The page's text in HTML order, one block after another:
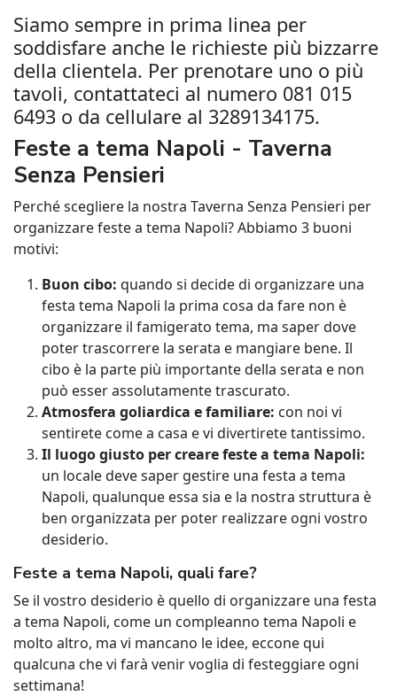
Siamo sempre in prima linea per
soddisfare anche le richieste più bizzarre
della clientela. Per prenotare uno o più
tavoli, contattateci al numero 081 015
6493 o da cellulare al 3289134175.
Feste a tema Napoli - Taverna
Senza Pensieri
Perché scegliere la nostra Taverna Senza Pensieri per
organizzare feste a tema Napoli? Abbiamo 3 buoni
motivi:
Buon cibo: quando si decide di organizzare una
festa tema Napoli la prima cosa da fare non è
organizzare il famigerato tema, ma saper dove
poter trascorrere la serata e mangiare bene. Il
cibo è la parte più importante della serata e non
può esser assolutamente trascurato.
Atmosfera goliardica e familiare: con noi vi
sentirete come a casa e vi divertirete tantissimo.
Il luogo giusto per creare feste a tema Napoli:
un locale deve saper gestire una festa a tema
Napoli, qualunque essa sia e la nostra struttura è
ben organizzata per poter realizzare ogni vostro
desiderio.
Feste a tema Napoli, quali fare?
Se il vostro desiderio è quello di organizzare una festa
a tema Napoli, come un compleanno tema Napoli e
molto altro, ma vi mancano le idee, eccone qui
qualcuna che vi farà venir voglia di festeggiare ogni
settimana!